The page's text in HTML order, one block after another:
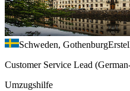
Schweden, Gothenburg
Customer Service Lead
Umzugshilfe